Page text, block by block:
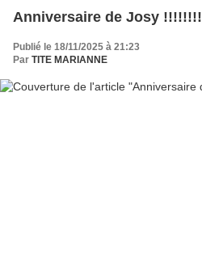
Anniversaire de Josy !!!!!!!!
Publié le 18/11/2025 à 21:23
Par TITE MARIANNE